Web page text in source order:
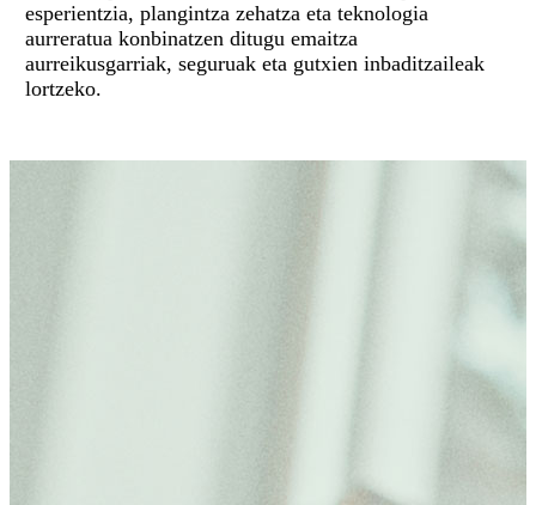
esperientzia, plangintza zehatza eta teknologia
aurreratua konbinatzen ditugu emaitza
aurreikusgarriak, seguruak eta gutxien inbaditzaileak
lortzeko.